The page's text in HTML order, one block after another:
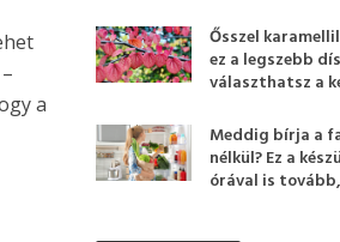
a
Ősszel
ez a legszebb
választhatsz a
Meddig bírja a
nélkül? Ez a
órával is